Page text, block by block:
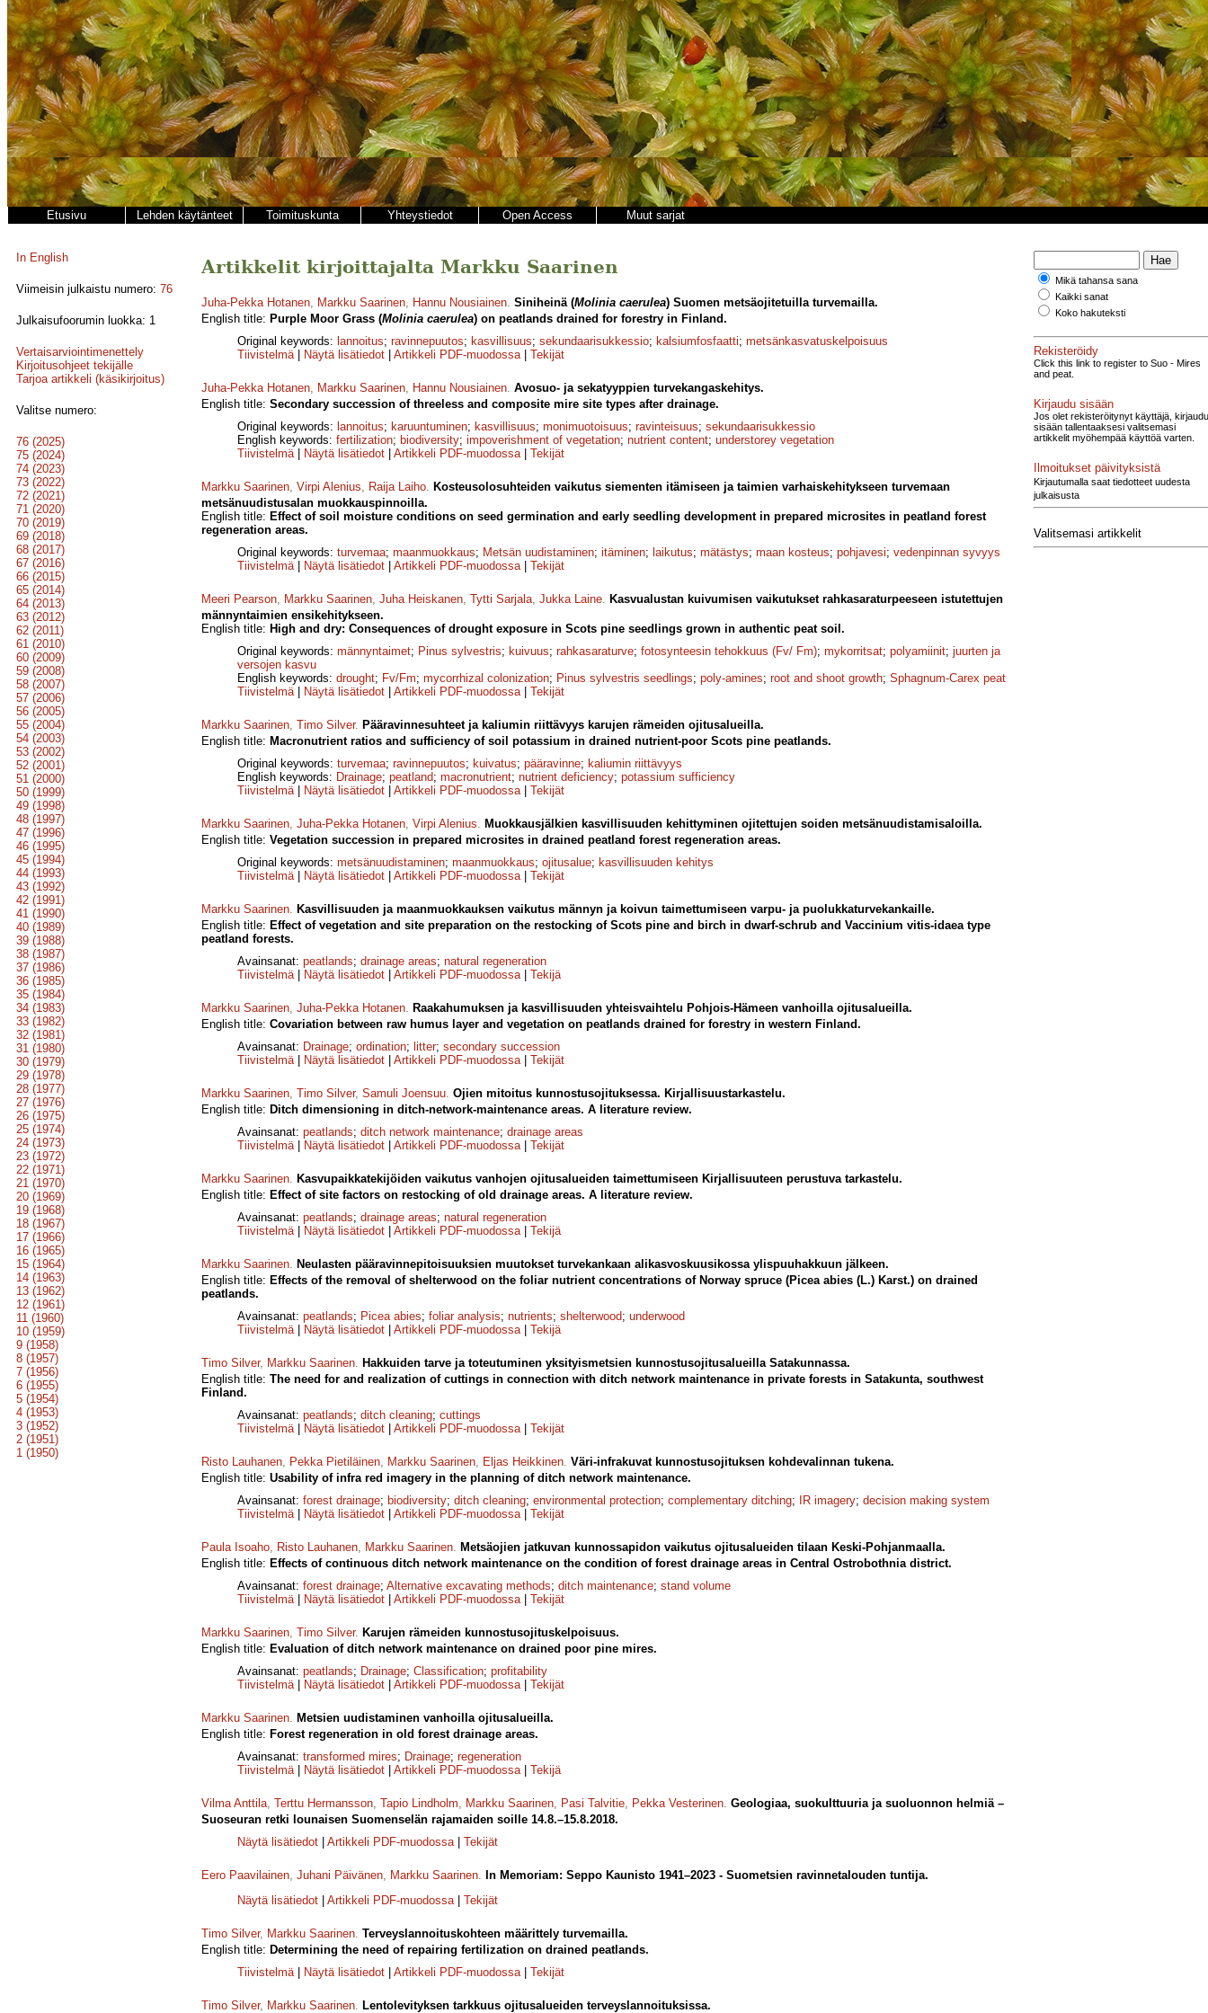
Etusivu Lehden käytänteet Toimituskunta Yhteystiedot Open Access Muut sarjat
In English
Viimeisin julkaistu numero: 76
Julkaisufoorumin luokka: 1
Vertaisarviointimenettely
Kirjoitusohjeet tekijälle
Tarjoa artikkeli (käsikirjoitus)
Valitse numero:
76 (2025)
75 (2024)
74 (2023)
73 (2022)
72 (2021)
71 (2020)
70 (2019)
69 (2018)
68 (2017)
67 (2016)
66 (2015)
65 (2014)
64 (2013)
63 (2012)
62 (2011)
61 (2010)
60 (2009)
59 (2008)
58 (2007)
57 (2006)
56 (2005)
55 (2004)
54 (2003)
53 (2002)
52 (2001)
51 (2000)
50 (1999)
49 (1998)
48 (1997)
47 (1996)
46 (1995)
45 (1994)
44 (1993)
43 (1992)
42 (1991)
41 (1990)
40 (1989)
39 (1988)
38 (1987)
37 (1986)
36 (1985)
35 (1984)
34 (1983)
33 (1982)
32 (1981)
31 (1980)
30 (1979)
29 (1978)
28 (1977)
27 (1976)
26 (1975)
25 (1974)
24 (1973)
23 (1972)
22 (1971)
21 (1970)
20 (1969)
19 (1968)
18 (1967)
17 (1966)
16 (1965)
15 (1964)
14 (1963)
13 (1962)
12 (1961)
11 (1960)
10 (1959)
9 (1958)
8 (1957)
7 (1956)
6 (1955)
5 (1954)
4 (1953)
3 (1952)
2 (1951)
1 (1950)
Artikkelit kirjoittajalta Markku Saarinen
Juha-Pekka Hotanen, Markku Saarinen, Hannu Nousiainen. Siniheinä (Molinia caerulea) Suomen metsäojitetuilla turvemailla.
English title: Purple Moor Grass (Molinia caerulea) on peatlands drained for forestry in Finland.
Original keywords: lannoitus; ravinnepuutos; kasvillisuus; sekundaarisukkessio; kalsiumfosfaatti; metsänkasvatuskelpoisuus
Tiivistelmä| Näytä lisätiedot Artikkeli PDF-muodossa| Tekijät
Juha-Pekka Hotanen, Markku Saarinen, Hannu Nousiainen. Avosuo- ja sekatyyppien turvekangaskehitys.
English title: Secondary succession of threeless and composite mire site types after drainage.
Original keywords: lannoitus; karuuntuminen; kasvillisuus; monimuotoisuus; ravinteisuus; sekundaarisukkessio
English keywords: fertilization; biodiversity; impoverishment of vegetation; nutrient content; understorey vegetation
Tiivistelmä| Näytä lisätiedot Artikkeli PDF-muodossa| Tekijät
Markku Saarinen, Virpi Alenius, Raija Laiho. Kosteusolosuhteiden vaikutus siementen itämiseen ja taimien varhaiskehitykseen turvemaan
metsänuudistusalan muokkauspinnoilla.
English title: Effect of soil moisture conditions on seed germination and early seedling development in prepared microsites in peatland forest
regeneration areas.
Original keywords: turvemaa; maanmuokkaus; Metsän uudistaminen; itäminen; laikutus; mätästys; maan kosteus; pohjavesi; vedenpinnan syvyys
Tiivistelmä| Näytä lisätiedot Artikkeli PDF-muodossa| Tekijät
Meeri Pearson, Markku Saarinen, Juha Heiskanen, Tytti Sarjala, Jukka Laine. Kasvualustan kuivumisen vaikutukset rahkasaraturpeeseen istutettujen
männyntaimien ensikehitykseen.
English title: High and dry: Consequences of drought exposure in Scots pine seedlings grown in authentic peat soil.
Original keywords: männyntaimet; Pinus sylvestris; kuivuus; rahkasaraturve; fotosynteesin tehokkuus (Fv/ Fm); mykorritsat; polyamiinit; juurten ja
versojen kasvu
English keywords: drought; Fv/Fm; mycorrhizal colonization; Pinus sylvestris seedlings; poly-amines; root and shoot growth; Sphagnum-Carex peat
Tiivistelmä| Näytä lisätiedot Artikkeli PDF-muodossa| Tekijät
Markku Saarinen, Timo Silver. Pääravinnesuhteet ja kaliumin riittävyys karujen rämeiden ojitusalueilla.
English title: Macronutrient ratios and sufficiency of soil potassium in drained nutrient-poor Scots pine peatlands.
Original keywords: turvemaa; ravinnepuutos; kuivatus; pääravinne; kaliumin riittävyys
English keywords: Drainage; peatland; macronutrient; nutrient deficiency; potassium sufficiency
Tiivistelmä| Näytä lisätiedot Artikkeli PDF-muodossa| Tekijät
Markku Saarinen, Juha-Pekka Hotanen, Virpi Alenius. Muokkausjälkien kasvillisuuden kehittyminen ojitettujen soiden metsänuudistamisaloilla.
English title: Vegetation succession in prepared microsites in drained peatland forest regeneration areas.
Original keywords: metsänuudistaminen; maanmuokkaus; ojitusalue; kasvillisuuden kehitys
Tiivistelmä| Näytä lisätiedot Artikkeli PDF-muodossa| Tekijät
Markku Saarinen. Kasvillisuuden ja maanmuokkauksen vaikutus männyn ja koivun taimettumiseen varpu- ja puolukkaturvekankaille.
English title: Effect of vegetation and site preparation on the restocking of Scots pine and birch in dwarf-schrub and Vaccinium vitis-idaea type
peatland forests.
Avainsanat: peatlands; drainage areas; natural regeneration
Tiivistelmä| Näytä lisätiedot Artikkeli PDF-muodossa| Tekijä
Markku Saarinen, Juha-Pekka Hotanen. Raakahumuksen ja kasvillisuuden yhteisvaihtelu Pohjois-Hämeen vanhoilla ojitusalueilla.
English title: Covariation between raw humus layer and vegetation on peatlands drained for forestry in western Finland.
Avainsanat: Drainage; ordination; litter; secondary succession
Tiivistelmä| Näytä lisätiedot Artikkeli PDF-muodossa| Tekijät
Markku Saarinen, Timo Silver, Samuli Joensuu. Ojien mitoitus kunnostusojituksessa. Kirjallisuustarkastelu.
English title: Ditch dimensioning in ditch-network-maintenance areas. A literature review.
Avainsanat: peatlands; ditch network maintenance; drainage areas
Tiivistelmä| Näytä lisätiedot Artikkeli PDF-muodossa| Tekijät
Markku Saarinen. Kasvupaikkatekijöiden vaikutus vanhojen ojitusalueiden taimettumiseen Kirjallisuuteen perustuva tarkastelu.
English title: Effect of site factors on restocking of old drainage areas. A literature review.
Avainsanat: peatlands; drainage areas; natural regeneration
Tiivistelmä| Näytä lisätiedot Artikkeli PDF-muodossa| Tekijä
Markku Saarinen. Neulasten pääravinnepitoisuuksien muutokset turvekankaan alikasvoskuusikossa ylispuuhakkuun jälkeen.
English title: Effects of the removal of shelterwood on the foliar nutrient concentrations of Norway spruce (Picea abies (L.) Karst.) on drained
peatlands.
Avainsanat: peatlands; Picea abies; foliar analysis; nutrients; shelterwood; underwood
Tiivistelmä| Näytä lisätiedot Artikkeli PDF-muodossa| Tekijä
Timo Silver, Markku Saarinen. Hakkuiden tarve ja toteutuminen yksityismetsien kunnostusojitusalueilla Satakunnassa.
English title: The need for and realization of cuttings in connection with ditch network maintenance in private forests in Satakunta, southwest
Finland.
Avainsanat: peatlands; ditch cleaning; cuttings
Tiivistelmä| Näytä lisätiedot Artikkeli PDF-muodossa| Tekijät
Risto Lauhanen, Pekka Pietiläinen, Markku Saarinen, Eljas Heikkinen. Väri-infrakuvat kunnostusojituksen kohdevalinnan tukena.
English title: Usability of infra red imagery in the planning of ditch network maintenance.
Avainsanat: forest drainage; biodiversity; ditch cleaning; environmental protection; complementary ditching; IR imagery; decision making system
Tiivistelmä| Näytä lisätiedot Artikkeli PDF-muodossa| Tekijät
Paula Isoaho, Risto Lauhanen, Markku Saarinen. Metsäojien jatkuvan kunnossapidon vaikutus ojitusalueiden tilaan Keski-Pohjanmaalla.
English title: Effects of continuous ditch network maintenance on the condition of forest drainage areas in Central Ostrobothnia district.
Avainsanat: forest drainage; Alternative excavating methods; ditch maintenance; stand volume
Tiivistelmä| Näytä lisätiedot Artikkeli PDF-muodossa| Tekijät
Markku Saarinen, Timo Silver. Karujen rämeiden kunnostusojituskelpoisuus.
English title: Evaluation of ditch network maintenance on drained poor pine mires.
Avainsanat: peatlands; Drainage; Classification; profitability
Tiivistelmä| Näytä lisätiedot Artikkeli PDF-muodossa| Tekijät
Markku Saarinen. Metsien uudistaminen vanhoilla ojitusalueilla.
English title: Forest regeneration in old forest drainage areas.
Avainsanat: transformed mires; Drainage; regeneration
Tiivistelmä| Näytä lisätiedot Artikkeli PDF-muodossa| Tekijä
Vilma Anttila, Terttu Hermansson, Tapio Lindholm, Markku Saarinen, Pasi Talvitie, Pekka Vesterinen. Geologiaa, suokulttuuria ja suoluonnon helmiä –
Suoseuran retki lounaisen Suomenselän rajamaiden soille 14.8.–15.8.2018.
Näytä lisätiedot
Artikkeli PDF-muodossa| Tekijät
Eero Paavilainen, Juhani Päivänen, Markku Saarinen. In Memoriam: Seppo Kaunisto 1941–2023 - Suometsien ravinnetalouden tuntija.
Näytä lisätiedot
Artikkeli PDF-muodossa| Tekijät
Timo Silver, Markku Saarinen. Terveyslannoituskohteen määrittely turvemailla.
English title: Determining the need of repairing fertilization on drained peatlands.
Tiivistelmä| Näytä lisätiedot Artikkeli PDF-muodossa| Tekijät
Timo Silver, Markku Saarinen. Lentolevityksen tarkkuus ojitusalueiden terveyslannoituksissa.
Mikä tahansa sana
Kaikki sanat
Koko hakuteksti
Rekisteröidy
Click this link to register to Suo - Mires
and peat.
Kirjaudu sisään
Jos olet rekisteröitynyt käyttäjä, kirjaudu
sisään tallentaaksesi valitsemasi
artikkelit myöhempää käyttöä varten.
Ilmoitukset päivityksistä
Kirjautumalla saat tiedotteet uudesta
julkaisusta
Valitsemasi artikkelit